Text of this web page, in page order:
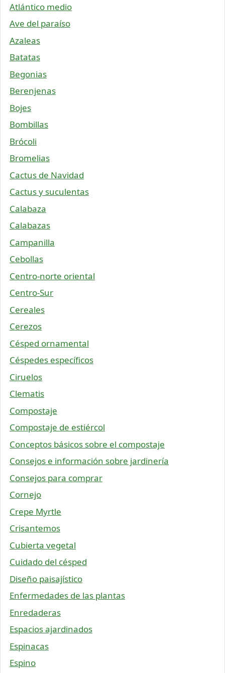
Atlántico medio
Ave del paraíso
Azaleas
Batatas
Begonias
Berenjenas
Bojes
Bombillas
Brócoli
Bromelias
Cactus de Navidad
Cactus y suculentas
Calabaza
Calabazas
Campanilla
Cebollas
Centro-norte oriental
Centro-Sur
Cereales
Cerezos
Césped ornamental
Céspedes específicos
Ciruelos
Clematis
Compostaje
Compostaje de estiércol
Conceptos básicos sobre el compostaje
Consejos e información sobre jardinería
Consejos para comprar
Cornejo
Crepe Myrtle
Crisantemos
Cubierta vegetal
Cuidado del césped
Diseño paisajístico
Enfermedades de las plantas
Enredaderas
Espacios ajardinados
Espinacas
Espino